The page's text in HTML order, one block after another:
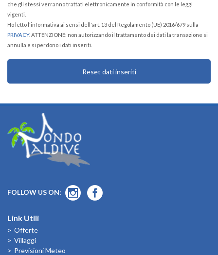
che gli stessi verranno trattati elettronicamente in conformità con le leggi
vigenti.
Ho letto l'informativa ai sensi dell'art. 13 del Regolamento (UE) 2016/679 sulla
PRIVACY. ATTENZIONE: non autorizzando il trattamento dei dati la transazione si
annulla e si perdono i dati inseriti.
FOLLOW US ON:
Link Utili
Offerte
Villaggi
Previsioni Meteo